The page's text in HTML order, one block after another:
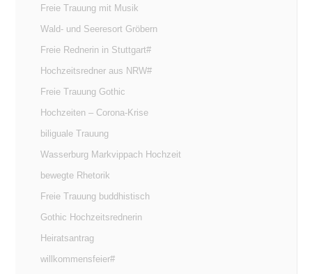
Freie Trauung mit Musik
Wald- und Seeresort Gröbern
Freie Rednerin in Stuttgart#
Hochzeitsredner aus NRW#
Freie Trauung Gothic
Hochzeiten – Corona-Krise
biliguale Trauung
Wasserburg Markvippach Hochzeit
bewegte Rhetorik
Freie Trauung buddhistisch
Gothic Hochzeitsrednerin
Heiratsantrag
willkommensfeier#